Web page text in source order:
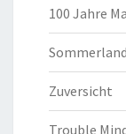
100 Jahre
Sommerland
Zuversicht
Trouble